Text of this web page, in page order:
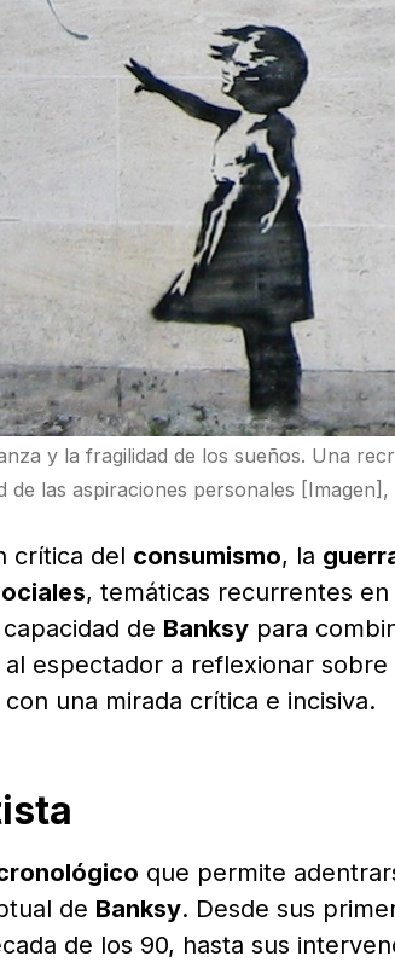
y la fragilidad de los sueños. Una
de las aspiraciones personales
crítica del consumismo, la
, temáticas recurrentes
de Banksy para
al espectador a reflexionar sobre
una mirada crítica e incisiva.
que permite
de Banksy. Desde sus
de los 90, hasta sus